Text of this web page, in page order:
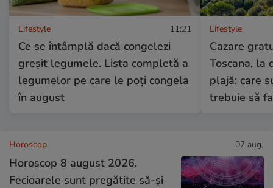
Lifestyle 11:21
Ce se întâmplă dacă congelezi
greșit legumele. Lista completă a
legumelor pe care le poți congela
în august
Lifestyle
Cazare
Toscana, la
plajă: care
trebuie să
Horoscop 07 aug.
Horoscop 8 august 2026.
Fecioarele sunt pregătite să-și